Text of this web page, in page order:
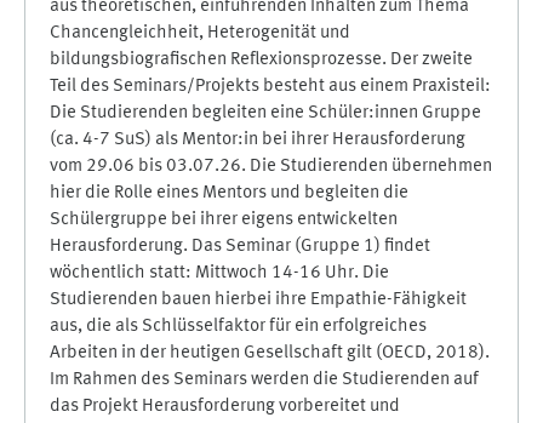
aus theoretischen, einführenden Inhalten zum Thema
Chancengleichheit, Heterogenität und
bildungsbiografischen Reflexionsprozesse. Der zweite
Teil des Seminars/Projekts besteht aus einem Praxisteil:
Die Studierenden begleiten eine Schüler:innen Gruppe
(ca. 4-7 SuS) als Mentor:in bei ihrer Herausforderung
vom 29.06 bis 03.07.26. Die Studierenden übernehmen
hier die Rolle eines Mentors und begleiten die
Schülergruppe bei ihrer eigens entwickelten
Herausforderung. Das Seminar (Gruppe 1) findet
wöchentlich statt: Mittwoch 14-16 Uhr. Die
Studierenden bauen hierbei ihre Empathie-Fähigkeit
aus, die als Schlüsselfaktor für ein erfolgreiches
Arbeiten in der heutigen Gesellschaft gilt (OECD, 2018).
Im Rahmen des Seminars werden die Studierenden auf
das Projekt Herausforderung vorbereitet und